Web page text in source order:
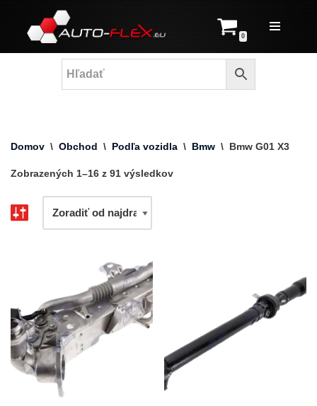
Prejsť
na
0
Domov \ Obchod \ Podľa vozidla \ Bmw \ Bmw G01 X3
Zobrazených 1–16 z 91 výsledkov